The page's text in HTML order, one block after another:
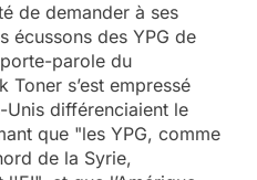
de demander à ses
écussons des YPG de
parole du
s’est empressé
Unis différenciaient le
que "les YPG, comme
de la Syrie,